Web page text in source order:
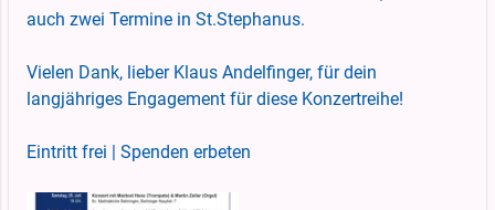
auch zwei Termine in St.Stephanus.
Vielen Dank, lieber Klaus Andelfinger, für dein
langjähriges Engagement für diese Konzertreihe!
Eintritt frei | Spenden erbeten